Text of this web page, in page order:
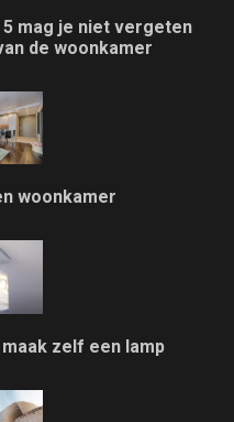
mag je niet vergeten
de woonkamer
woonkamer
zelf een lamp